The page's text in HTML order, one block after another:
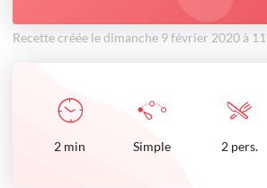
Recette créée le dimanche 9 février 2020 à
2 min Simple 2 pers.